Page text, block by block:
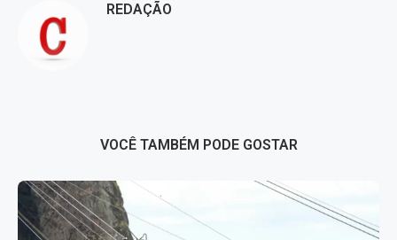
REDAÇÃO
VOCÊ TAMBÉM PODE GOSTAR